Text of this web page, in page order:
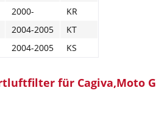
2000-
KR
2004-2005
KT
2004-2005 KS
für Cagiva,Moto